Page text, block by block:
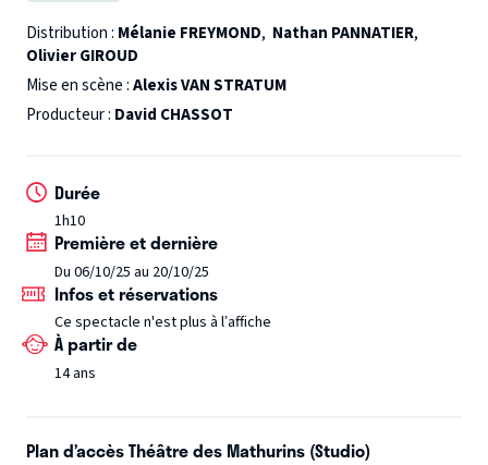
différentes que variées.
Chansons décalées, drôles et dynamiques -
différentes scènes d'hystéries sont entrecoupées de
amènent une touche d'exaltation naïve, qui contraste
parfaitement avec la sévérité des situations jouées et
donne à réfléchir.
Distribution : Mélanie FREYMOND, Nathan PANNATIER,
Olivier GIROUD
Mise en scène :Alexis VAN STRATUM
Producteur : David CHASSOT
Durée
1h10
Première et dernière
Du 06/10/25 au 20/10/25
Infos et réservations
Ce spectacle n'est plus à l’affiche
À partir de
14 ans
Plan d’accès Théâtre des Mathurins (Studio)